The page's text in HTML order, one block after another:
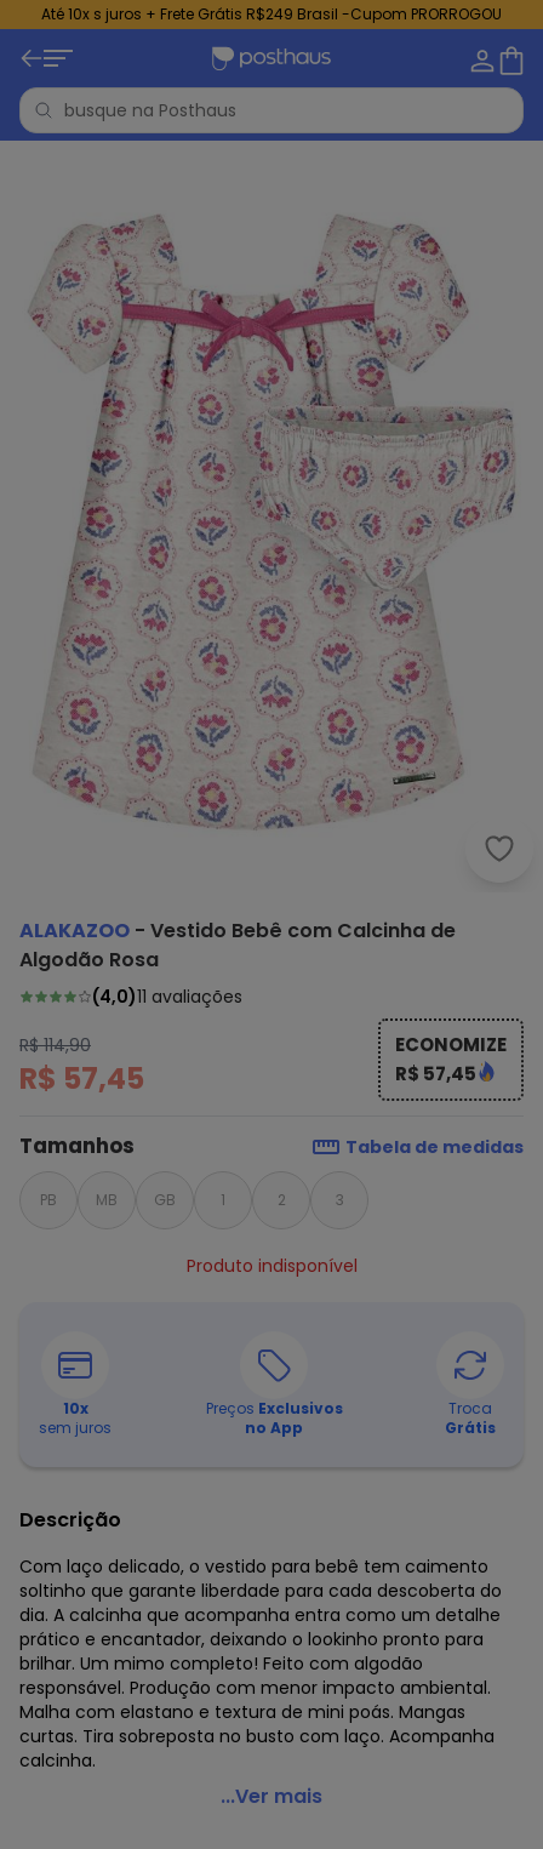
Até 10x s juros + Frete Grátis R$249 Brasil -Cupom PRORROGOU
ALAKAZOO - Vestido Bebê com Calcinha de
Algodão Rosa
(4,0)11 avaliações
R$ 114,90
R$ 57,45
ECONOMIZE
R$ 57,45
Tamanhos Tabela de medidas
PB MB GB 1 2 3
Produto indisponível
10x
sem juros
Preços Exclusivos
no App
Troca
Grátis
Descrição
Com laço delicado, o vestido para bebê tem caimento
soltinho que garante liberdade para cada descoberta do
dia. A calcinha que acompanha entra como um detalhe
prático e encantador, deixando o lookinho pronto para
brilhar. Um mimo completo! Feito com algodão
responsável. Produção com menor impacto ambiental.
Malha com elastano e textura de mini poás. Mangas
curtas. Tira sobreposta no busto com laço. Acompanha
calcinha.
Alakazoo - Vestido Bebê com Calcinha de Algodão
...Ver mais